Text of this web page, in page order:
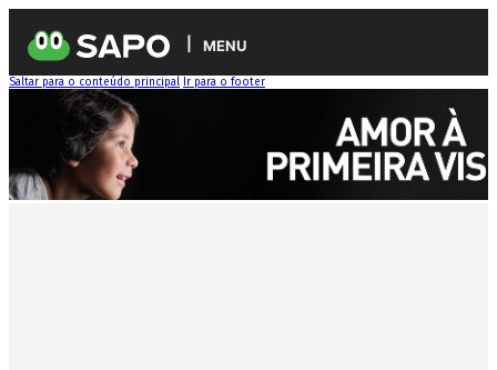
MENU
Saltar para o conteúdo principal Ir para o footer